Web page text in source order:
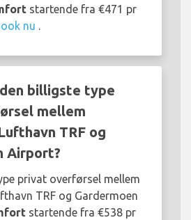
startende fra €471 pr
nu .
billigste type
mellem
TRF og
Airport?
privat overførsel mellem
TRF og Gardermoen
startende fra €538 pr